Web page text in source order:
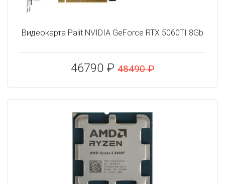
Видеокарта Palit NVIDIA GeForce RTX 5060TI 8Gb
46790 ₽ 48490 ₽